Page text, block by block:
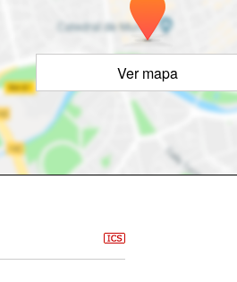
Ver mapa